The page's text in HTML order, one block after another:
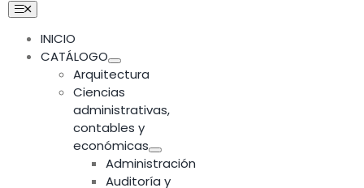
Skip
content
Toggle
Navigation
INICIO
CATÁLOGO
Arquitectura
Ciencias
administrativas,
contables y
económicas
Administración
Auditoría y